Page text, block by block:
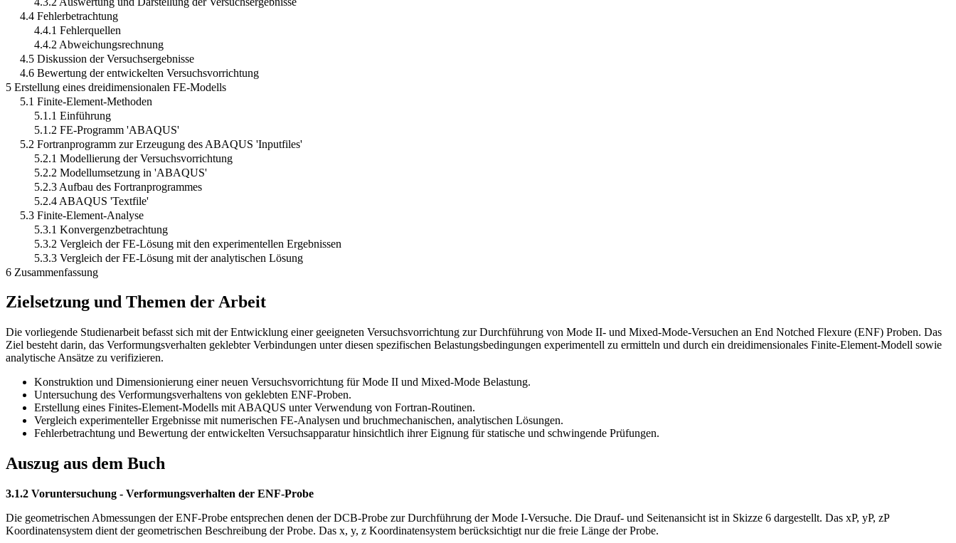
4.4 Fehlerbetrachtung
4.4.1 Fehlerquellen
4.4.2 Abweichungsrechnung
4.5 Diskussion der Versuchsergebnisse
4.6 Bewertung der entwickelten Versuchsvorrichtung
5 Erstellung eines dreidimensionalen FE-Modells
5.1 Finite-Element-Methoden
5.1.1 Einführung
5.1.2 FE-Programm 'ABAQUS'
5.2 Fortranprogramm zur Erzeugung des ABAQUS 'Inputfiles'
5.2.1 Modellierung der Versuchsvorrichtung
5.2.2 Modellumsetzung in 'ABAQUS'
5.2.3 Aufbau des Fortranprogrammes
5.2.4 ABAQUS 'Textfile'
5.3 Finite-Element-Analyse
5.3.1 Konvergenzbetrachtung
5.3.2 Vergleich der FE-Lösung mit den experimentellen Ergebnissen
5.3.3 Vergleich der FE-Lösung mit der analytischen Lösung
6 Zusammenfassung
Zielsetzung und Themen der Arbeit
Die vorliegende Studienarbeit befasst sich mit der Entwicklung einer geeigneten Versuchsvorrichtung zur Durchführung von Mode II- und Mixed-Mode-Versuchen an End Notched Flexure (ENF) Proben. Das
Ziel besteht darin, das Verformungsverhalten geklebter Verbindungen unter diesen spezifischen Belastungsbedingungen experimentell zu ermitteln und durch ein dreidimensionales Finite-Element-Modell sowie
analytische Ansätze zu verifizieren.
Konstruktion und Dimensionierung einer neuen Versuchsvorrichtung für Mode II und Mixed-Mode Belastung.
Untersuchung des Verformungsverhaltens von geklebten ENF-Proben.
Erstellung eines Finites-Element-Modells mit ABAQUS unter Verwendung von Fortran-Routinen.
Vergleich experimenteller Ergebnisse mit numerischen FE-Analysen und bruchmechanischen, analytischen Lösungen.
Fehlerbetrachtung und Bewertung der entwickelten Versuchsapparatur hinsichtlich ihrer Eignung für statische und schwingende Prüfungen.
Auszug aus dem Buch
3.1.2 Voruntersuchung - Verformungsverhalten der ENF-Probe
Die geometrischen Abmessungen der ENF-Probe entsprechen denen der DCB-Probe zur Durchführung der Mode I-Versuche. Die Drauf- und Seitenansicht ist in Skizze 6 dargestellt. Das xP, yP, zP
Koordinatensystem dient der geometrischen Beschreibung der Probe. Das x, y, z Koordinatensystem berücksichtigt nur die freie Länge der Probe.